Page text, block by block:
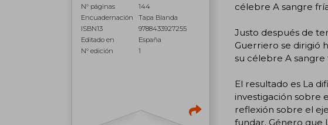
N° páginas
144
Encuadernación
Tapa Blanda
ISBN13
9788433927255
Editado en
España
N° edición
1
célebre A sangre
Justo después de
Guerriero se dirigió
su célebre A sangre
El resultado es La
investigación sobre
reflexión sobre el
fundar. Género que